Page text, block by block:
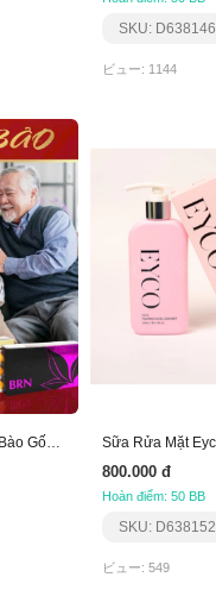
SKU: D638146
ビュー: 1144
Combo Kẹo Ngậm Tế Bào Gốc ( Bộ Tam Bảo)
800.000 đ
Hoàn điểm: 50 BB
SKU: D638152
ビュー: 549